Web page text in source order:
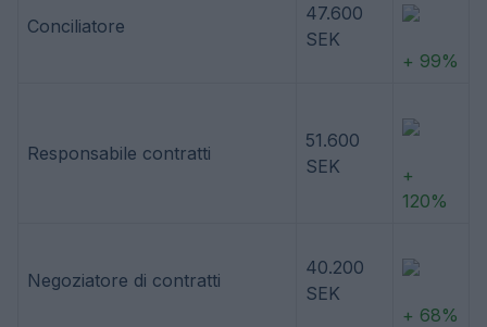
Conciliatore
47.600
SEK
+ 99%
Responsabile contratti
51.600
SEK
+
120%
Negoziatore di contratti
40.200
SEK
+ 68%